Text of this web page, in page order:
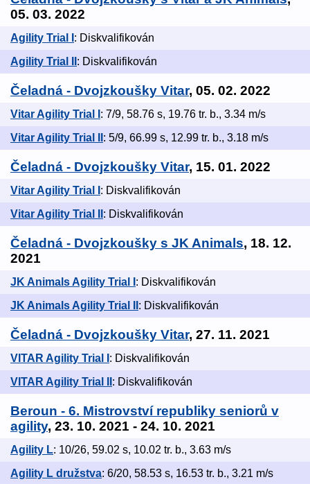
05. 03. 2022
Agility Trial I : Diskvalifikován
Agility Trial II : Diskvalifikován
Čeladná - Dvojzkoušky Vitar, 05. 02. 2022
Vitar Agility Trial I : 7/9, 58.76 s, 19.76 tr. b., 3.34 m/s
Vitar Agility Trial II : 5/9, 66.99 s, 12.99 tr. b., 3.18 m/s
Čeladná - Dvojzkoušky Vitar, 15. 01. 2022
Vitar Agility Trial I : Diskvalifikován
Vitar Agility Trial II : Diskvalifikován
Čeladná - Dvojzkoušky s JK Animals, 18. 12.
2021
JK Animals Agility Trial I : Diskvalifikován
JK Animals Agility Trial II : Diskvalifikován
Čeladná - Dvojzkoušky Vitar, 27. 11. 2021
VITAR Agility Trial I : Diskvalifikován
VITAR Agility Trial II : Diskvalifikován
Beroun - 6. Mistrovství republiky seniorů v
agility, 23. 10. 2021 - 24. 10. 2021
Agility L: 10/26, 59.02 s, 10.02 tr. b., 3.63 m/s
Agility L družstva: 6/20, 58.53 s, 16.53 tr. b., 3.21 m/s